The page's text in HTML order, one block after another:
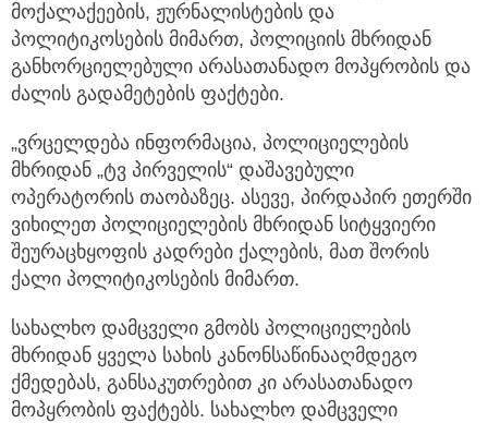
მოქალაქეების, ჟურნალისტების და
პოლიტიკოსების მიმართ, პოლიციის მხრიდან
განხორციელებული არასათანადო მოპყრობის და
ძალის გადამეტების ფაქტები.
„ვრცელდება ინფორმაცია, პოლიციელების
მხრიდან „ტვ პირველის“ დაშავებული
ოპერატორის თაობაზეც. ასევე, პირდაპირ ეთერში
ვიხილეთ პოლიციელების მხრიდან სიტყვიერი
შეურაცხყოფის კადრები ქალების, მათ შორის
ქალი პოლიტიკოსების მიმართ.
სახალხო დამცველი გმობს პოლიციელების
მხრიდან ყველა სახის კანონსაწინააღმდეგო
ქმედებას, განსაკუთრებით კი არასათანადო
მოპყრობის ფაქტებს. სახალხო დამცველი